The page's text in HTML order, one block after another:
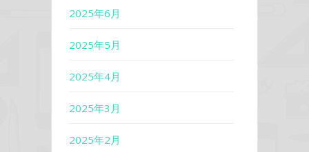
2025年6月
2025年5月
2025年4月
2025年3月
2025年2月